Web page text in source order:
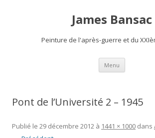
James Bansac
Peinture de l'après-guerre et du
Menu Aller
contenu
Pont de l’Université 2 – 1945
Publié le 29 décembre 2012 à 1441 × 1000 dans